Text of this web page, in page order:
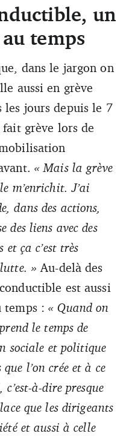
un
temps
dans le jargon on
aussi en grève
les jours depuis le 7
grève lors de
« Mais la grève
m’enrichit. J’ai
dans des actions,
des liens avec des
et ça c’est très
» Au-delà des
est aussi
temps :« Quand on
le temps de
sociale et politique
l’on crée et à ce
à-dire presque
que les dirigeants
et aussi à celle